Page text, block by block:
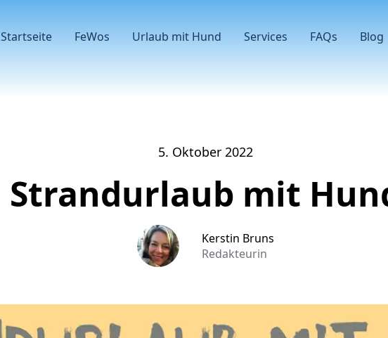
Startseite FeWos Urlaub mit Hund Services FAQs Blog
5. Oktober 2022
Strandurlaub mit
Kerstin Bruns
Redakteurin